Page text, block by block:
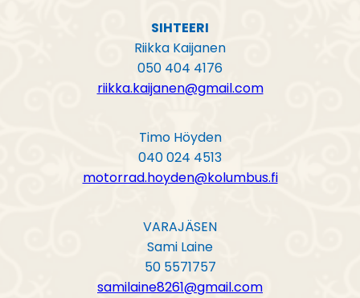
SIHTEERI
Riikka Kaijanen
050 404 4176
riikka.kaijanen@gmail.com
Timo Höyden
040 024 4513
motorrad.hoyden@kolumbus.fi
VARAJÄSEN
Sami Laine
50 5571757
samilaine8261@gmail.com